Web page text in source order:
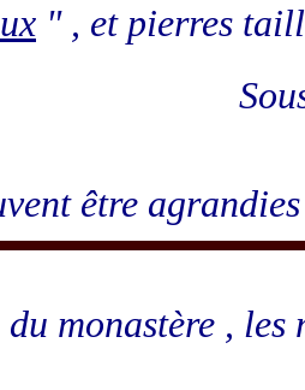
" , et pierres
être
monastère ,